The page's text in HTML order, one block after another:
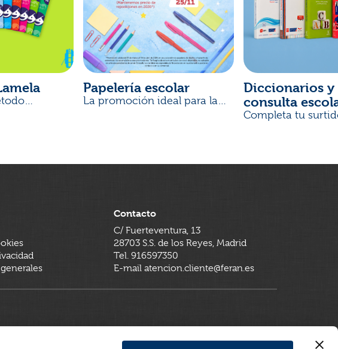
Papelería escolar
La promoción ideal para la
Diccionarios y
consulta
Completa tu
Contacto
C/ Fuerteventura, 13
28703 S.S. de los Reyes, Madrid
Tel. 916597350
E-mail atencion.cliente@feran.es